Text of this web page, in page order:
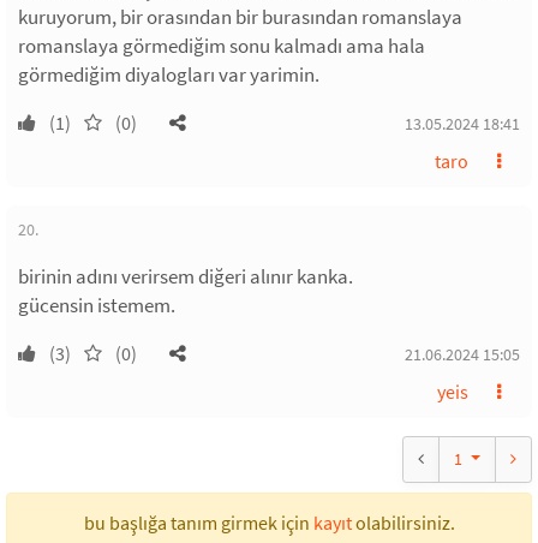
kuruyorum, bir orasından bir burasından romanslaya
romanslaya görmediğim sonu kalmadı ama hala
görmediğim diyalogları var yarimin.
(1) (0) 13.05.2024 18:41
taro
20.
birinin adını verirsem diğeri alınır kanka.
gücensin istemem.
(3) (0) 21.06.2024 15:05
yeis
1
bu başlığa tanım girmek için kayıtolabilirsiniz.